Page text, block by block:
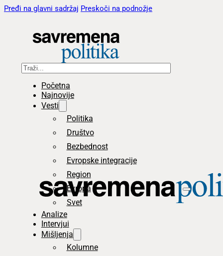
Pređi na glavni sadržaj Preskoči na podnožje
Pretraga
Početna
Najnovije
Vesti
Politika
Društvo
Bezbednost
Evropske integracije
Region
Evropa
Svet
Analize
Intervjui
Mišljenja
Kolumne